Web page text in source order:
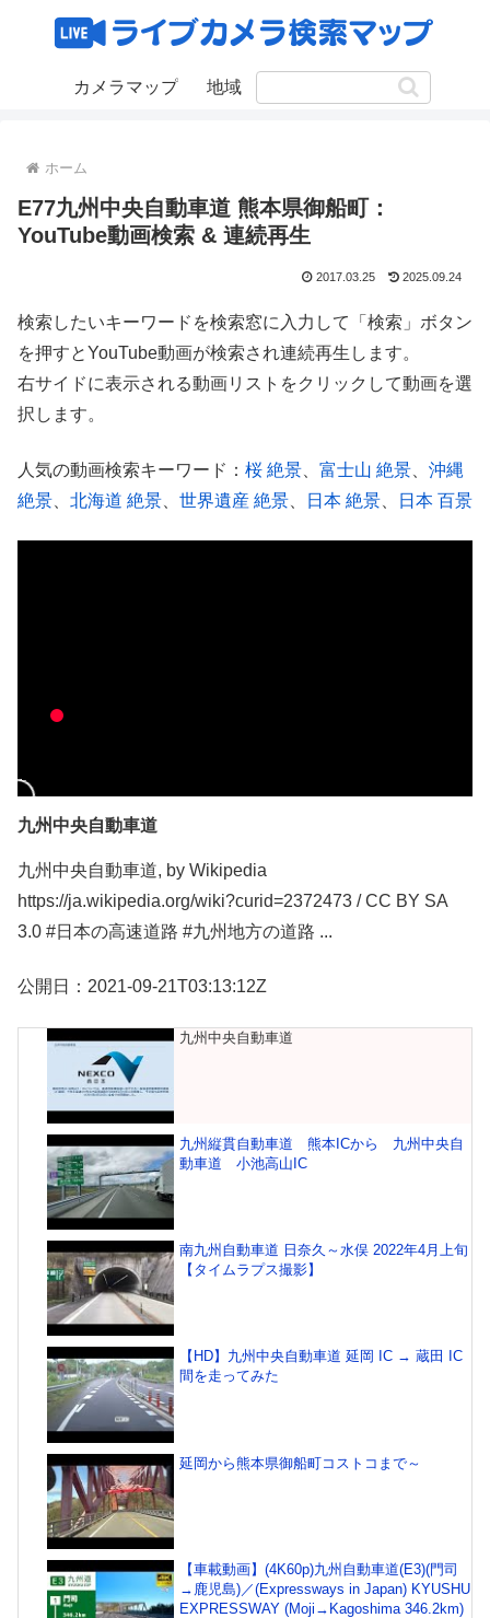
カメラマップ 地域
ホーム
E77九州中央自動車道 熊本県御船町：
YouTube動画検索 & 連続再生
2017.03.25 2025.09.24
検索したいキーワードを検索窓に入力して「検索」ボタン
を押すとYouTube動画が検索され連続再生します。
右サイドに表示される動画リストをクリックして動画を選
択します。
人気の動画検索キーワード： 桜 絶景 富士山 絶景
沖縄
絶景
北海道 絶景 世界遺産 絶景 日本 絶景 日本 百景
九州中央自動車道
九州中央自動車道, by Wikipedia
https://ja.wikipedia.org/wiki?curid=2372473 / CC BY SA
3.0 #日本の高速道路 #九州地方の道路 ...
公開日：2021-09-21T03:13:12Z
九州中央自動車道
九州縦貫自動車道 熊本ICから 九州中央自
動車道 小池高山IC
南九州自動車道 日奈久～水俣 2022年4月上旬
【タイムラプス撮影】
【HD】九州中央自動車道 延岡 IC → 蔵田 IC
間を走ってみた
延岡から熊本県御船町コストコまで～
【車載動画】(4K60p)九州自動車道(E3)(門司
→鹿児島)／(Expressways in Japan) KYUSHU
EXPRESSWAY (Moji→Kagoshima 346.2km)